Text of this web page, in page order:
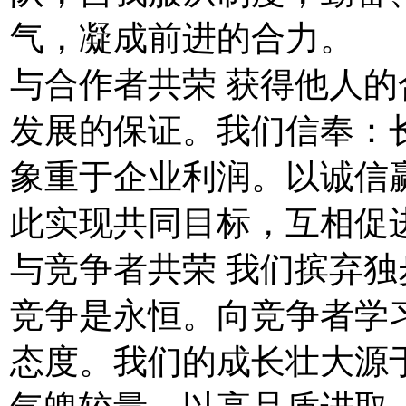
气，凝成前进的合力。
与合作者共荣 获得他人
发展的保证。我们信奉：
象重于企业利润。以诚信
此实现共同目标，互相促
与竞争者共荣 我们摈弃
竞争是永恒。向竞争者学
态度。我们的成长壮大源